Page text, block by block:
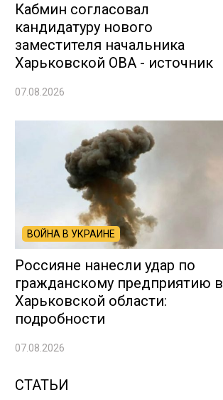
Кабмин согласовал
кандидатуру нового
заместителя начальника
Харьковской ОВА - источник
07.08.2026
ВОЙНА В УКРАИНЕ
Россияне нанесли удар по
гражданскому предприятию в
Харьковской области:
подробности
07.08.2026
СТАТЬИ